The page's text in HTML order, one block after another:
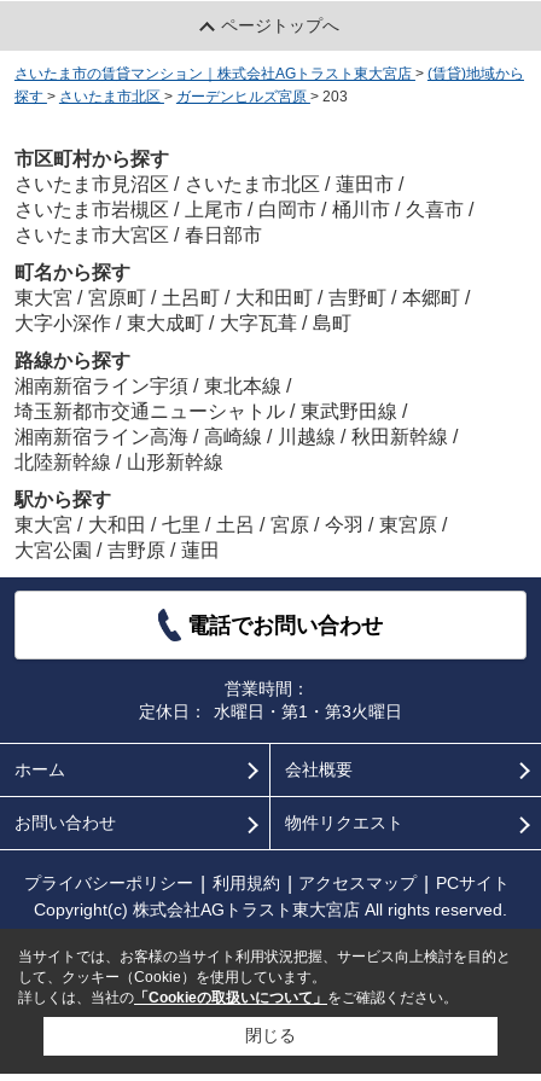
ページトップへ
さいたま市の賃貸マンション｜株式会社AGトラスト東大宮店 > (賃貸)地域から
探す > さいたま市北区 > ガーデンヒルズ宮原 > 203
市区町村から探す
さいたま市見沼区 / さいたま市北区 / 蓮田市 /
さいたま市岩槻区 / 上尾市 / 白岡市 / 桶川市 / 久喜市 /
さいたま市大宮区 / 春日部市
町名から探す
東大宮 / 宮原町 / 土呂町 / 大和田町 / 吉野町 / 本郷町 /
大字小深作 / 東大成町 / 大字瓦葺 / 島町
路線から探す
湘南新宿ライン宇須 / 東北本線 /
埼玉新都市交通ニューシャトル / 東武野田線 /
湘南新宿ライン高海 / 高崎線 / 川越線 / 秋田新幹線 /
北陸新幹線 / 山形新幹線
駅から探す
東大宮 / 大和田 / 七里 / 土呂 / 宮原 / 今羽 / 東宮原 /
大宮公園 / 吉野原 / 蓮田
電話でお問い合わせ
営業時間：
定休日：
水曜日・第1・第3火曜日
ホーム 会社概要
お問い合わせ 物件リクエスト
プライバシーポリシー 利用規約 アクセスマップ
PCサイト
Copyright(c) 株式会社AGトラスト東大宮店 All rights reserved.
当サイトでは、お客様の当サイト利用状況把握、サービス向上検討を目的と
して、クッキー（Cookie）を使用しています。
詳しくは、当社の 「Cookieの取扱いについて」 をご確認ください。
閉じる